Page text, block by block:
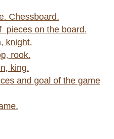
Chessboard.
pieces on the board.
knight.
rook.
king.
and goal of the game